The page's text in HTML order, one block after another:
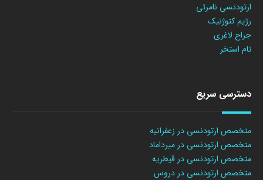
ارتودنسی نامرئی
رژیم کتوژنیک
جراح لاغری
تام استخر
دسترسی سریع
متخصص ارتودنسی در زعفرانیه
متخصص ارتودنسی در میرداماد
متخصص ارتودنسی در قیطریه
متخصص ارتودنسی در دروس